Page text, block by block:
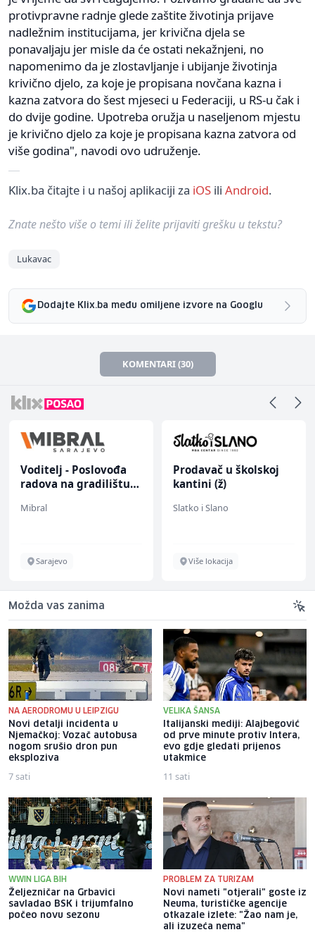
protivpravne radnje glede zaštite životinja prijave
nadležnim institucijama, jer krivična djela se
ponavaljaju jer misle da će ostati nekažnjeni, no
napomenimo da je zlostavljanje i ubijanje životinja
krivično djelo, za koje je propisana novčana kazna i
kazna zatvora do šest mjeseci u Federaciji, u RS-u čak i
do dvije godine. Upotreba oružja u naseljenom mjestu
je krivično djelo za koje je propisana kazna zatvora od
više godina", navodi ovo udruženje.
Klix.ba čitajte i u našoj aplikaciji za iOS ili Android.
Znate nešto više o temi ili želite prijaviti grešku u tekstu?
Lukavac
Dodajte Klix.ba među omiljene izvore na Googlu
KOMENTARI (30)
Voditelj - Poslovođa
radova na gradilištu
Mibral
Sarajevo
Prodavač u školskoj
kantini (ž)
Slatko i Slano
Više lokacija
Možda vas zanima
NA AERODROMU U LEIPZIGU
Novi detalji incidenta u
Njemačkoj: Vozač autobusa
nogom srušio dron pun
eksploziva
7 sati
VELIKA ŠANSA
Italijanski mediji: Alajbegović
od prve minute protiv Intera,
evo gdje gledati prijenos
utakmice
11 sati
WWIN LIGA BIH
Željezničar na Grbavici
savladao BSK i trijumfalno
počeo novu sezonu
PROBLEM ZA TURIZAM
Novi nameti "otjerali" goste iz
Neuma, turističke agencije
otkazale izlete: "Žao nam je,
ali izuzeća nema"